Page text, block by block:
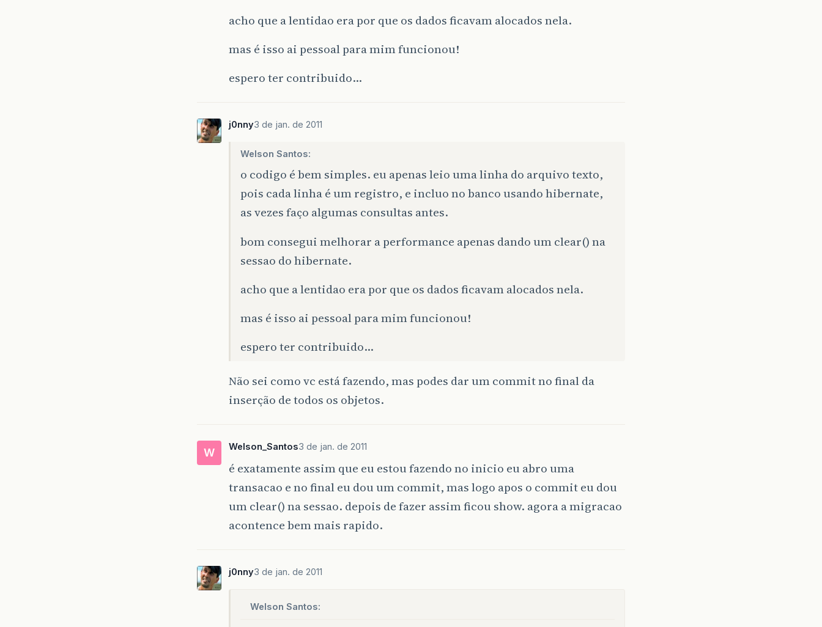
acho que a lentidao era por que os dados ficavam alocados nela.
mas é isso ai pessoal para mim funcionou!
espero ter contribuido…
j0nny3 de jan. de 2011
Welson Santos:
o codigo é bem simples. eu apenas leio uma linha do arquivo texto,
pois cada linha é um registro, e incluo no banco usando hibernate,
as vezes faço algumas consultas antes.
bom consegui melhorar a performance apenas dando um clear() na
sessao do hibernate.
acho que a lentidao era por que os dados ficavam alocados nela.
mas é isso ai pessoal para mim funcionou!
espero ter contribuido…
Não sei como vc está fazendo, mas podes dar um commit no final da
inserção de todos os objetos.
W Welson_Santos3 de jan. de 2011
é exatamente assim que eu estou fazendo no inicio eu abro uma
transacao e no final eu dou um commit, mas logo apos o commit eu dou
um clear() na sessao. depois de fazer assim ficou show. agora a migracao
acontence bem mais rapido.
j0nny3 de jan. de 2011
Welson Santos: